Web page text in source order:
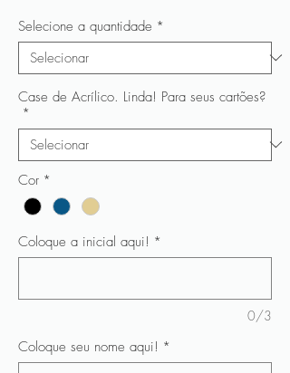
Selecione a quantidade *
Case de Acrílico. Linda! Para seus cartões?
*
Cor *
Coloque a inicial aqui! *
0/3
Coloque seu nome aqui! *